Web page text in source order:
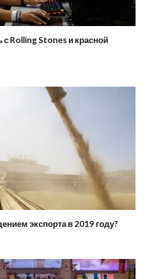
с Rolling Stones и красной
экспорта в 2019 году?